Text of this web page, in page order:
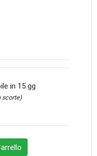
in 15 gg
scorte)